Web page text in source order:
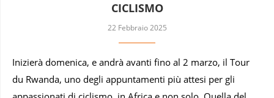
CICLISMO
22 Febbraio 2025
Inizierà domenica, e andrà avanti fino al 2 marzo, il Tour
du Rwanda, uno degli appuntamenti più attesi per gli